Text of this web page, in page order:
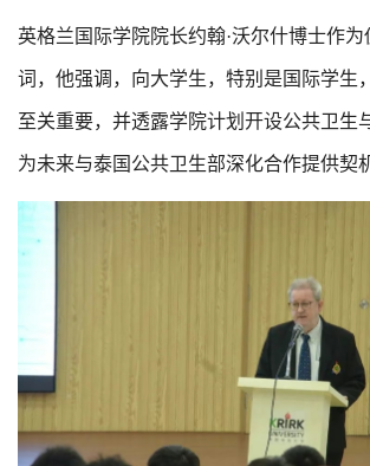
英格兰国际学院院长约翰·沃尔什博士作
词，他强调，向大学生，特别是国际学生
至关重要，并透露学院计划开设公共卫生
为未来与泰国公共卫生部深化合作提供契